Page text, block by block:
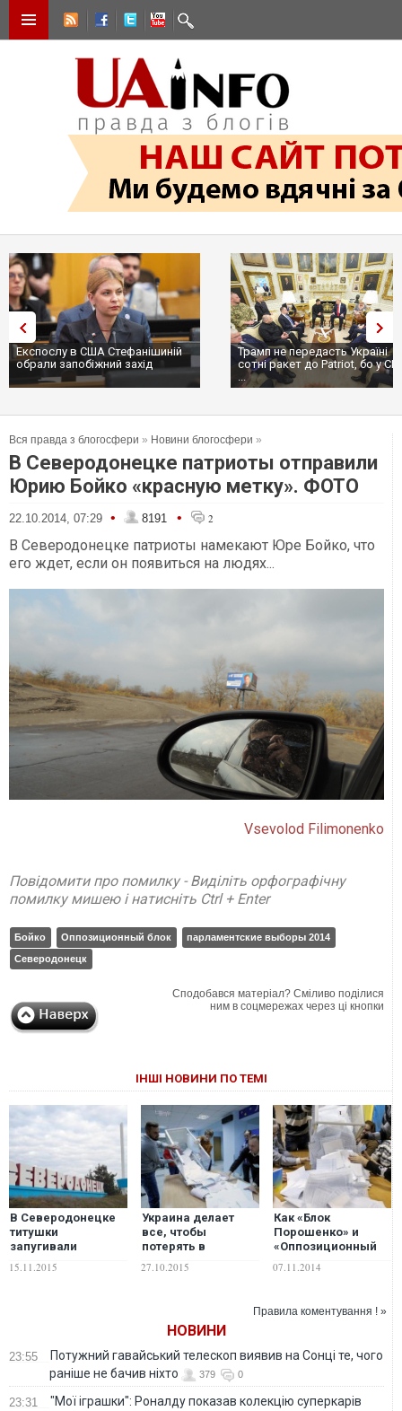
Експослу в США Стефанішиній
обрали запобіжний захід
Трамп не передасть Україні
сотні ракет до Patriot, бо у
...
Вся правда з блогосфери » Новини блогосфери »
В Северодонецке патриоты отправили
Юрию Бойко «красную метку». ФОТО
22.10.2014, 07:29 • 8191 • 2
В Северодонецке патриоты намекают Юре Бойко, что
его ждет, если он появиться на людях...
Vsevolod Filimonenko
Повідомити про помилку - Виділіть орфографічну
помилку мишею і натисніть Ctrl + Enter
Бойко Оппозиционный блок
парламентские выборы 2014
Северодонецк
Сподобався матеріал? Сміливо поділися
ним в соцмережах через ці кнопки
ІНШІ НОВИНИ ПО ТЕМІ
В Северодонецке
титушки
запугивали
избирателей
накануне выборов
15.11.2015
Украина делает
все, чтобы
потерять в
будущем
Доброполье с
27.10.2015
Как «Блок
Порошенко» и
«Оппозиционный
блок»
сотрудничали на
07.11.2014
Правила коментування ! »
НОВИНИ
23:55
Потужний гавайський телескоп виявив на Сонці те, чого
раніше не бачив ніхто
379 0
23:31
"Мої іграшки": Роналду показав колекцію суперкарів